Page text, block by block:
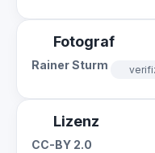
Fotograf
Rainer Sturm
Lizenz
CC-BY 2.0